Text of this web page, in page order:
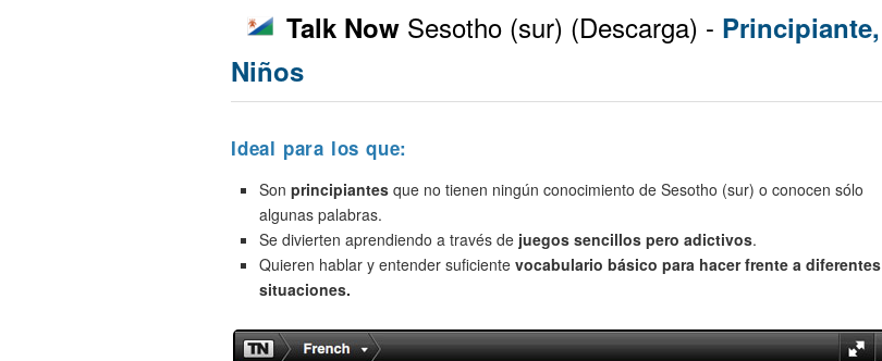
Talk Now Sesotho (sur) (Descarga) - Principiante,
Niños
Ideal para los que:
Son principiantes que no tienen ningún conocimiento de Sesotho (sur) o conocen sólo
algunas palabras.
Se divierten aprendiendo a través de juegos sencillos pero adictivos.
Quieren hablar y entender suficiente vocabulario básico para hacer frente a diferentes
situaciones.